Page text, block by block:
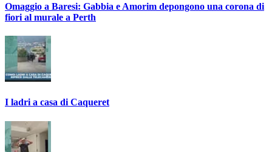
Omaggio a Baresi: Gabbia e Amorim depongono una corona di
fiori al murale a Perth
I ladri a casa di Caqueret